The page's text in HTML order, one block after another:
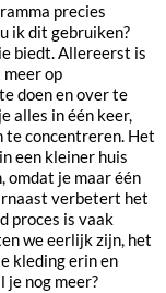
precies
ik dit gebruiken?
biedt. Allereerst is
op
doen en over te
alles in één keer,
te concentreren. Het
een kleiner huis
omdat je maar één
verbetert het
proces is vaak
we eerlijk zijn, het
kleding erin en
je nog meer?